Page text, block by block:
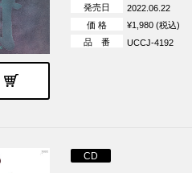
発売日
2022.06.22
価 格
¥1,980 (税込)
品 番
UCCJ-4192
CD